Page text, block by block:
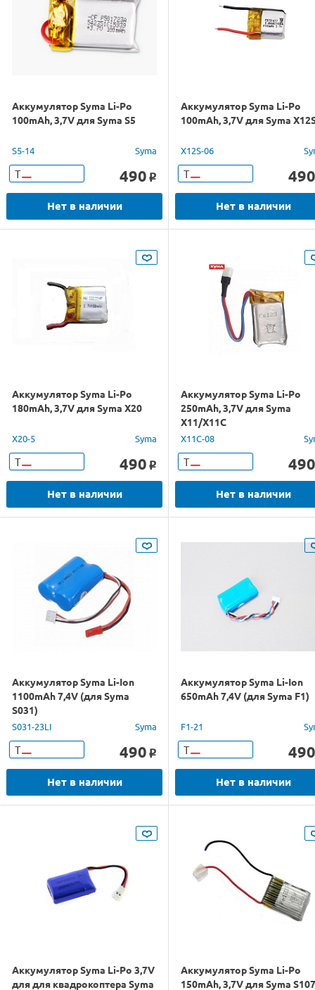
Аккумулятор Syma Li-Po
100mAh, 3,7V для Syma S5
S5-14 Syma
Т 490 o
Нет в наличии
Аккумулятор Syma Li-Po
100mAh, 3,7V для Syma
X12S-06
Т 490
Нет в наличии
Аккумулятор Syma Li-Po
180mAh, 3,7V для Syma X20
X20-5 Syma
Т 490 o
Нет в наличии
Аккумулятор Syma Li-Po
250mAh, 3,7V для Syma
X11/X11C
X11C-08
Т 490
Нет в наличии
Аккумулятор Syma Li-Ion
1100mAh 7,4V (для Syma
S031)
S031-23LI Syma
Т 490 o
Нет в наличии
Аккумулятор Syma Li-Ion
650mAh 7,4V (для Syma F1)
F1-21
Т 490
Нет в наличии
Аккумулятор Syma Li-Po 3,7V
для для квадрокоптера Syma
Аккумулятор Syma Li-Po
150mAh, 3,7V для Syma